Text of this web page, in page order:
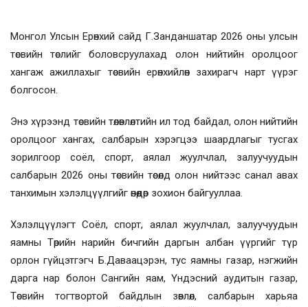
Монгол Улсын Ерөнхий сайд Г.Занданшатар 2026 оны улсын
төсвийн төслийг боловсруулахад олон нийтийн оролцоог
хангаж ажиллахыг төсвийн ерөнхийлөн захирагч нарт үүрэг
болгосон.
Энэ хүрээнд төсвийн төлөвлөлтийн ил тод байдал, олон нийтийн
оролцоог хангах, салбарын хэрэгцээ шаардлагыг тусгах
зорилгоор соёл, спорт, аялал жуулчлал, залуучуудын
салбарын 2026 оны төсвийн төсөлд олон нийтээс санал авах
танхимын хэлэлцүүлгийг өнөөдөр зохион байгууллаа.
Хэлэлцүүлэгт Соёл, спорт, аялал жуулчлал, залуучуудын
яамны Төрийн нарийн бичгийн даргын албан үүргийг түр
орлон гүйцэтгэгч Б.Даваацэрэн, тус яамны газар, нэгжийн
дарга нар болон Сангийн яам, Үндэсний аудитын газар,
Төсвийн тогтвортой байдлын зөвлөл, салбарын харьяа